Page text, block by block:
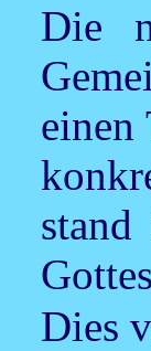
Die
einen
Dies